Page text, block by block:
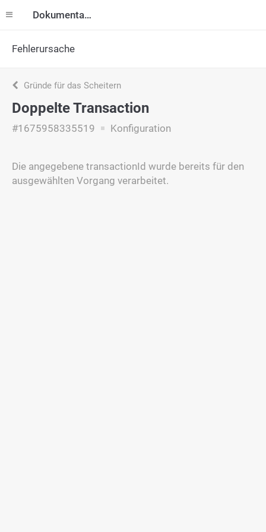
Dokumentation
Fehlerursache
Gründe für das Scheitern
Doppelte Transaction
#1675958335519 Konfiguration
Die angegebene transactionId wurde bereits für den
ausgewählten Vorgang verarbeitet.